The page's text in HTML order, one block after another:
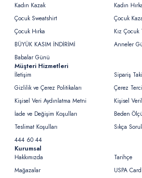
Kadın Kazak
Kadın
Çocuk Sweatshirt
Çocuk
Çocuk Hırka
Kız
BÜYÜK KASIM İNDİRİMİ
Anneler
Babalar Günü
Müşteri Hizmetleri
İletişim
Sipariş
Gizlilik ve Çerez Politikaları
Çerez
Kişisel Veri Aydınlatma Metni
Kişisel
İade ve Değişim Koşulları
Beden
Teslimat Koşulları
Sıkça
444 60 44
Kurumsal
Hakkımızda
Tarihçe
Mağazalar
USPA Card